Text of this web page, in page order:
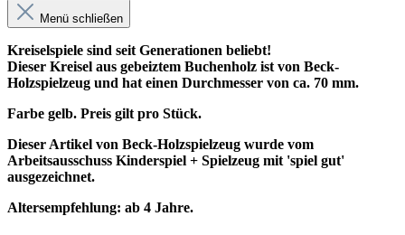
Menü schließen
Kreiselspiele sind seit Generationen beliebt!
Dieser Kreisel aus gebeiztem Buchenholz ist von Beck-
Holzspielzeug und hat einen Durchmesser von ca. 70 mm.
Farbe gelb. Preis gilt pro Stück.
Dieser Artikel von Beck-Holzspielzeug wurde vom
Arbeitsausschuss Kinderspiel + Spielzeug mit 'spiel gut'
ausgezeichnet.
Altersempfehlung: ab 4 Jahre.